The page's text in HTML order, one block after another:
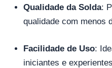
Qualidade da Solda:
qualidade com menos
Facilidade de Uso:
iniciantes e